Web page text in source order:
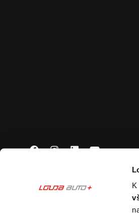
© 2026 Louda Auto a.s.
This site is protected by